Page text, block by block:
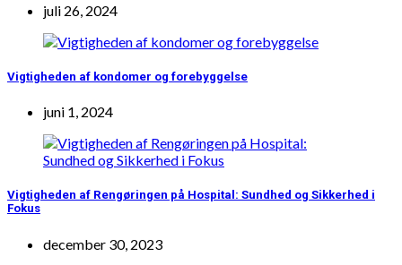
juli 26, 2024
Vigtigheden af kondomer og forebyggelse
juni 1, 2024
Vigtigheden af Rengøringen på Hospital: Sundhed og Sikkerhed i
Fokus
december 30, 2023